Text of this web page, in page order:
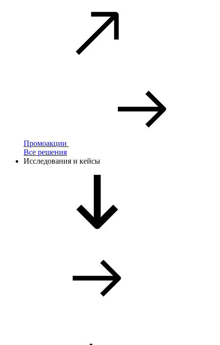
Промоакции
Все решения
Исследования и кейсы